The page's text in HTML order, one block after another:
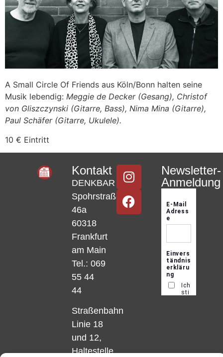
A Small Circle Of Friends aus Köln/Bonn halten seine
Musik lebendig: Meggie de Decker (Gesang), Christof
von Gliszczynski (Gitarre, Bass), Nima Mina (Gitarre),
Paul Schäfer (Gitarre, Ukulele).
10 € Eintritt
Kontakt
DENKBAR
Spohrstraße
46a
60318
Frankfurt
am Main
Tel.: 069
55 44
44
Straßenbahn
Linie 18
und 12,
Haltestelle
Newsletter-
Anmeldung